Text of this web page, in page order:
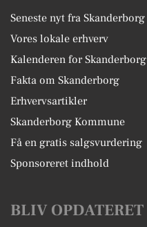
Seneste nyt fra Skanderborg
Vores lokale erhverv
Kalenderen for Skanderborg
Fakta om Skanderborg
Erhvervsartikler
Skanderborg Kommune
Få en gratis salgsvurdering
Sponsoreret indhold
BLIV OPDATERET